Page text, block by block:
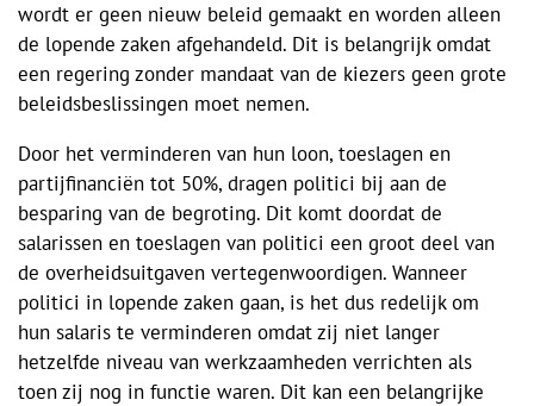
wordt er geen nieuw beleid gemaakt en worden alleen
de lopende zaken afgehandeld. Dit is belangrijk omdat
een regering zonder mandaat van de kiezers geen grote
beleidsbeslissingen moet nemen.
Door het verminderen van hun loon, toeslagen en
partijfinanciën tot 50%, dragen politici bij aan de
besparing van de begroting. Dit komt doordat de
salarissen en toeslagen van politici een groot deel van
de overheidsuitgaven vertegenwoordigen. Wanneer
politici in lopende zaken gaan, is het dus redelijk om
hun salaris te verminderen omdat zij niet langer
hetzelfde niveau van werkzaamheden verrichten als
toen zij nog in functie waren. Dit kan een belangrijke